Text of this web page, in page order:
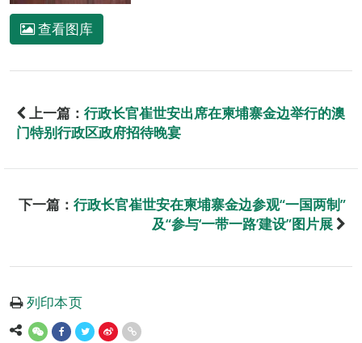
查看图库
上一篇： 行政长官崔世安出席在柬埔寨金边举行的澳
门特别行政区政府招待晚宴
下一篇： 行政长官崔世安在柬埔寨金边参观“一国两制”
及“参与‘一带一路’建设”图片展
列印本页